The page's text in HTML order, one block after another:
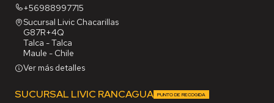
+56988997715
Sucursal Livic Chacarillas
G87R+4Q
Talca - Talca
Maule - Chile
Ver más detalles
SUCURSAL LIVIC RANCAGUA PUNTO DE RECOGIDA